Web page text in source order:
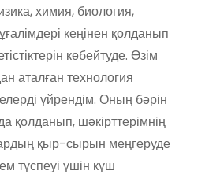
химия, биология,
кеңінен қолданып
көбейтуде. Өзім
аталған технология
үйрендім. Оның бәрін
қолданып, шәкірттерімнің
қыр-сырын меңгеруде
түспеуі үшін күш